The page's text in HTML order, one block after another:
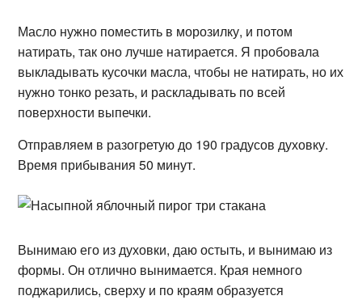
Масло нужно поместить в морозилку, и потом
натирать, так оно лучше натирается. Я пробовала
выкладывать кусочки масла, чтобы не натирать, но их
нужно тонко резать, и раскладывать по всей
поверхности выпечки.
Отправляем в разогретую до 190 градусов духовку.
Время прибывания 50 минут.
Вынимаю его из духовки, даю остыть, и вынимаю из
формы. Он отлично вынимается. Края немного
поджарились, сверху и по краям образуется